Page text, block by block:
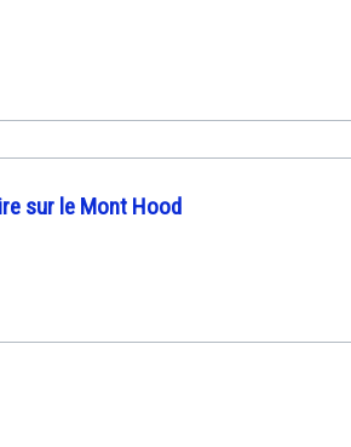
sur le Mont Hood